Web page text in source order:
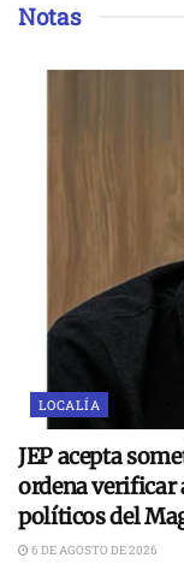
Notas
LOCALÍA
JEP acepta
ordena verificar
políticos del
6 DE AGOSTO DE 2026